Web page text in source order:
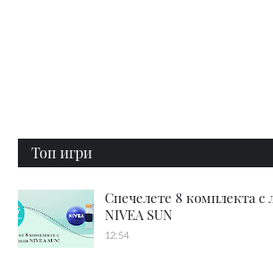
Топ игри
Спечелете 8 комплекта с
NIVEA SUN
12:54